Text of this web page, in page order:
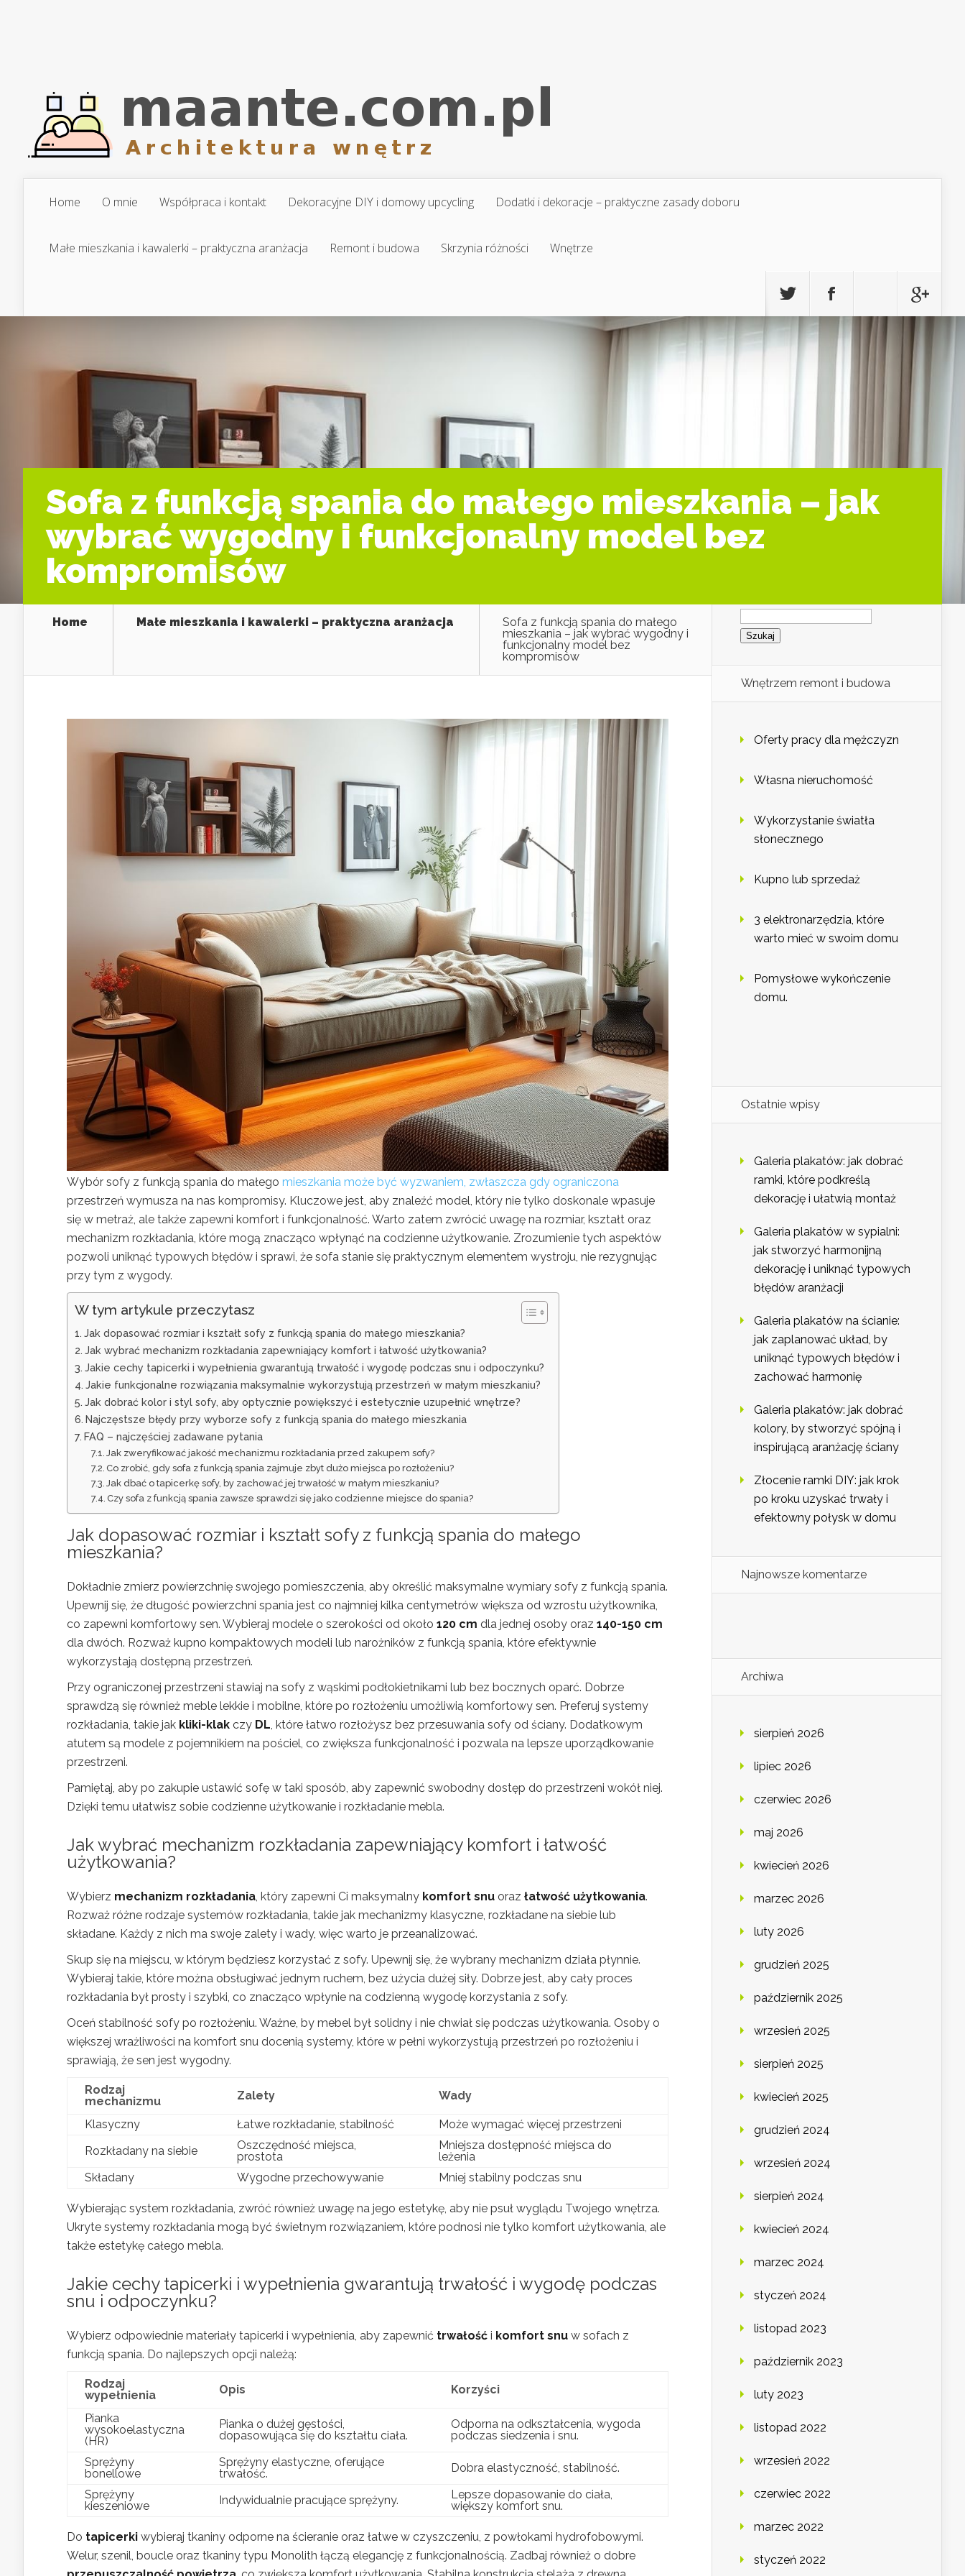
Home O mnie Współpraca i kontakt Dekoracyjne DIY i domowy upcycling Dodatki i dekoracje – praktyczne zasady doboru
Małe mieszkania i kawalerki – praktyczna aranżacja Remont i budowa Skrzynia różności Wnętrze
Sofa z funkcją spania do małego mieszkania – jak
wybrać wygodny i funkcjonalny model bez
kompromisów
Home Małe mieszkania i kawalerki – praktyczna aranżacja
Sofa z funkcją spania do małego
mieszkania – jak wybrać wygodny i
funkcjonalny model bez
kompromisów
Wybór sofy z funkcją spania do małego mieszkania może być wyzwaniem, zwłaszcza gdy ograniczona
przestrzeń wymusza na nas kompromisy. Kluczowe jest, aby znaleźć model, który nie tylko doskonale wpasuje
się w metraż, ale także zapewni komfort i funkcjonalność. Warto zatem zwrócić uwagę na rozmiar, kształt oraz
mechanizm rozkładania, które mogą znacząco wpłynąć na codzienne użytkowanie. Zrozumienie tych aspektów
pozwoli uniknąć typowych błędów i sprawi, że sofa stanie się praktycznym elementem wystroju, nie rezygnując
przy tym z wygody.
W tym artykule przeczytasz
Jak dopasować rozmiar i kształt sofy z funkcją spania do małego mieszkania?
Jak wybrać mechanizm rozkładania zapewniający komfort i łatwość użytkowania?
Jakie cechy tapicerki i wypełnienia gwarantują trwałość i wygodę podczas snu i odpoczynku?
Jakie funkcjonalne rozwiązania maksymalnie wykorzystują przestrzeń w małym mieszkaniu?
Jak dobrać kolor i styl sofy, aby optycznie powiększyć i estetycznie uzupełnić wnętrze?
Najczęstsze błędy przy wyborze sofy z funkcją spania do małego mieszkania
FAQ – najczęściej zadawane pytania
Jak zweryfikować jakość mechanizmu rozkładania przed zakupem sofy?
Co zrobić, gdy sofa z funkcją spania zajmuje zbyt dużo miejsca po rozłożeniu?
Jak dbać o tapicerkę sofy, by zachować jej trwałość w małym mieszkaniu?
Czy sofa z funkcją spania zawsze sprawdzi się jako codzienne miejsce do spania?
Jak dopasować rozmiar i kształt sofy z funkcją spania do małego
mieszkania?
Dokładnie zmierz powierzchnię swojego pomieszczenia, aby określić maksymalne wymiary sofy z funkcją spania.
Upewnij się, że długość powierzchni spania jest co najmniej kilka centymetrów większa od wzrostu użytkownika,
co zapewni komfortowy sen. Wybieraj modele o szerokości od około 120 cm dla jednej osoby oraz 140-150 cm
dla dwóch. Rozważ kupno kompaktowych modeli lub narożników z funkcją spania, które efektywnie
wykorzystają dostępną przestrzeń.
Przy ograniczonej przestrzeni stawiaj na sofy z wąskimi podłokietnikami lub bez bocznych oparć. Dobrze
sprawdzą się również meble lekkie i mobilne, które po rozłożeniu umożliwią komfortowy sen. Preferuj systemy
rozkładania, takie jak kliki-klak czy DL , które łatwo rozłożysz bez przesuwania sofy od ściany. Dodatkowym
atutem są modele z pojemnikiem na pościel, co zwiększa funkcjonalność i pozwala na lepsze uporządkowanie
przestrzeni.
Pamiętaj, aby po zakupie ustawić sofę w taki sposób, aby zapewnić swobodny dostęp do przestrzeni wokół niej.
Dzięki temu ułatwisz sobie codzienne użytkowanie i rozkładanie mebla.
Jak wybrać mechanizm rozkładania zapewniający komfort i łatwość
użytkowania?
Wybierz mechanizm rozkładania , który zapewni Ci maksymalny komfort snu oraz łatwość użytkowania.
Rozważ różne rodzaje systemów rozkładania, takie jak mechanizmy klasyczne, rozkładane na siebie lub
składane. Każdy z nich ma swoje zalety i wady, więc warto je przeanalizować.
Skup się na miejscu, w którym będziesz korzystać z sofy. Upewnij się, że wybrany mechanizm działa płynnie.
Wybieraj takie, które można obsługiwać jednym ruchem, bez użycia dużej siły. Dobrze jest, aby cały proces
rozkładania był prosty i szybki, co znacząco wpłynie na codzienną wygodę korzystania z sofy.
Oceń stabilność sofy po rozłożeniu. Ważne, by mebel był solidny i nie chwiał się podczas użytkowania. Osoby o
większej wrażliwości na komfort snu docenią systemy, które w pełni wykorzystują przestrzeń po rozłożeniu i
sprawiają, że sen jest wygodny.
Rodzaj
mechanizmu
Zalety Wady
Klasyczny Łatwe rozkładanie, stabilność
Może wymagać więcej przestrzeni
Rozkładany na siebie
Oszczędność miejsca,
prostota
Mniejsza dostępność miejsca do
leżenia
Składany
Wygodne przechowywanie Mniej stabilny podczas snu
Wybierając system rozkładania, zwróć również uwagę na jego estetykę, aby nie psuł wyglądu Twojego wnętrza.
Ukryte systemy rozkładania mogą być świetnym rozwiązaniem, które podnosi nie tylko komfort użytkowania, ale
także estetykę całego mebla.
Jakie cechy tapicerki i wypełnienia gwarantują trwałość i wygodę podczas
snu i odpoczynku?
Wybierz odpowiednie materiały tapicerki i wypełnienia, aby zapewnić trwałość i komfort snu w sofach z
funkcją spania. Do najlepszych opcji należą:
Rodzaj
wypełnienia
Opis Korzyści
Pianka
wysokoelastyczna
(HR)
Pianka o dużej gęstości,
dopasowująca się do kształtu ciała.
Odporna na odkształcenia, wygoda
podczas siedzenia i snu.
Sprężyny
bonellowe
Sprężyny elastyczne, oferujące
trwałość.
Dobra elastyczność, stabilność.
Sprężyny
kieszeniowe
Indywidualnie pracujące sprężyny.
Lepsze dopasowanie do ciała,
większy komfort snu.
Do tapicerki wybieraj tkaniny odporne na ścieranie oraz łatwe w czyszczeniu, z powłokami hydrofobowymi.
Welur, szenil, boucle oraz tkaniny typu Monolith łączą elegancję z funkcjonalnością. Zadbaj również o dobre
Szukaj:
Wnętrzem remont i budowa
Oferty pracy dla mężczyzn
Własna nieruchomość
Wykorzystanie światła
słonecznego
Kupno lub sprzedaż
3 elektronarzędzia, które
warto mieć w swoim domu
Pomysłowe wykończenie
domu.
Ostatnie wpisy
Galeria plakatów: jak dobrać
ramki, które podkreślą
dekorację i ułatwią montaż
Galeria plakatów w sypialni:
jak stworzyć harmonijną
dekorację i uniknąć typowych
błędów aranżacji
Galeria plakatów na ścianie:
jak zaplanować układ, by
uniknąć typowych błędów i
zachować harmonię
Galeria plakatów: jak dobrać
kolory, by stworzyć spójną i
inspirującą aranżację ściany
Złocenie ramki DIY: jak krok
po kroku uzyskać trwały i
efektowny połysk w domu
Najnowsze komentarze
Archiwa
sierpień 2026
lipiec 2026
czerwiec 2026
maj 2026
kwiecień 2026
marzec 2026
luty 2026
grudzień 2025
październik 2025
wrzesień 2025
sierpień 2025
kwiecień 2025
grudzień 2024
wrzesień 2024
sierpień 2024
kwiecień 2024
marzec 2024
styczeń 2024
listopad 2023
październik 2023
luty 2023
listopad 2022
wrzesień 2022
czerwiec 2022
marzec 2022
styczeń 2022